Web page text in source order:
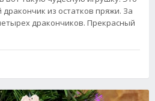
из остатков пряжи. За
дракончиков. Прекрасный